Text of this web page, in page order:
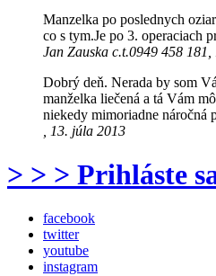
Manzelka po poslednych
co s tym.Je po 3. operaciach
Jan Zauska c.t.0949 458
Dobrý deň. Nerada by som
manželka liečená a tá Vám
niekedy mimoriadne náročná
, 13. júla 2013
> > > Prihláste
facebook
twitter
youtube
instagram